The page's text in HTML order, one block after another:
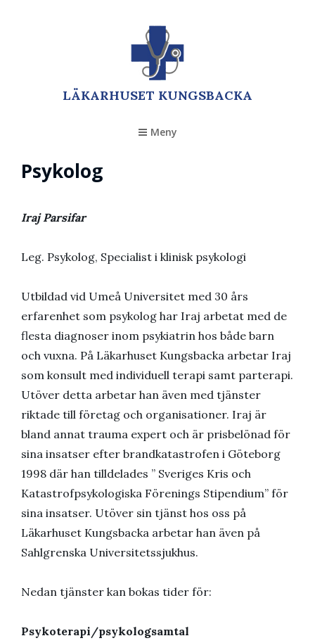
LÄKARHUSET KUNGSBACKA
Meny
Psykolog
Iraj Parsifar
Leg. Psykolog, Specialist i klinisk psykologi
Utbildad vid Umeå Universitet med 30 års
erfarenhet som psykolog har Iraj arbetat med de
flesta diagnoser inom psykiatrin hos både barn
och vuxna. På Läkarhuset Kungsbacka arbetar Iraj
som konsult med individuell terapi samt parterapi.
Utöver detta arbetar han även med tjänster
riktade till företag och organisationer. Iraj är
bland annat trauma expert och är prisbelönad för
sina insatser efter brandkatastrofen i Göteborg
1998 där han tilldelades ” Sveriges Kris och
Katastrofpsykologiska Förenings Stipendium” för
sina insatser. Utöver sin tjänst hos oss på
Läkarhuset Kungsbacka arbetar han även på
Sahlgrenska Universitetssjukhus.
Nedan tjänster kan bokas tider för:
Psykoterapi/psykologsamtal